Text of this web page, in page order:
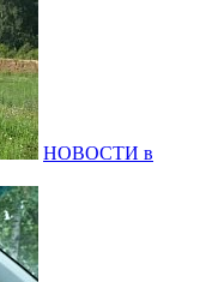
НОВОСТИ в